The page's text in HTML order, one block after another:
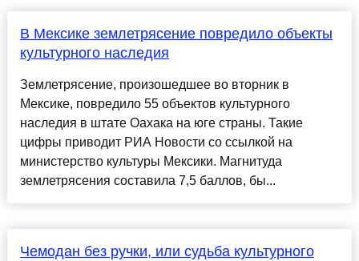
В Мексике землетрясение повредило объекты
культурного наследия
Землетрясение, произошедшее во вторник в
Мексике, повредило 55 объектов культурного
наследия в штате Оахака на юге страны. Такие
цифры приводит РИА Новости со ссылкой на
министерство культуры Мексики. Магнитуда
землетрясения составила 7,5 баллов, бы...
Чемодан без ручки, или судьба культурного